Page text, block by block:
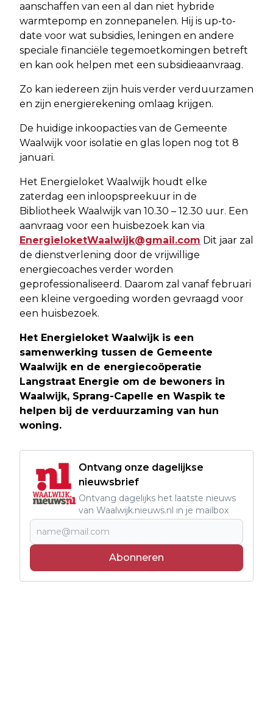
aanschaffen van een al dan niet hybride
warmtepomp en zonnepanelen. Hij is up-to-
date voor wat subsidies, leningen en andere
speciale financiële tegemoetkomingen betreft
en kan ook helpen met een subsidieaanvraag.
Zo kan iedereen zijn huis verder verduurzamen
en zijn energierekening omlaag krijgen.
De huidige inkoopacties van de Gemeente
Waalwijk voor isolatie en glas lopen nog tot 8
januari.
Het Energieloket Waalwijk houdt elke
zaterdag een inloopspreekuur in de
Bibliotheek Waalwijk van 10.30 – 12.30 uur. Een
aanvraag voor een huisbezoek kan via
EnergieloketWaalwijk@gmail.com Dit jaar zal
de dienstverlening door de vrijwillige
energiecoaches verder worden
geprofessionaliseerd. Daarom zal vanaf februari
een kleine vergoeding worden gevraagd voor
een huisbezoek.
Het Energieloket Waalwijk is een
samenwerking tussen de Gemeente
Waalwijk en de energiecoöperatie
Langstraat Energie om de bewoners in
Waalwijk, Sprang-Capelle en Waspik te
helpen bij de verduurzaming van hun
woning.
Ontvang onze dagelijkse
nieuwsbrief
Ontvang dagelijks het laatste nieuws
van Waalwijk.nieuws.nl in je mailbox
Abonneren